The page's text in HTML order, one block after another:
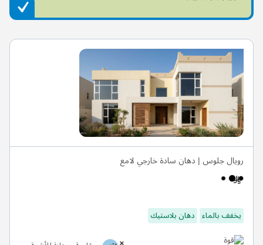
رويال جلوس | دهان سادة خارجي لامع
يخفف بالماء دهان بلاستيك